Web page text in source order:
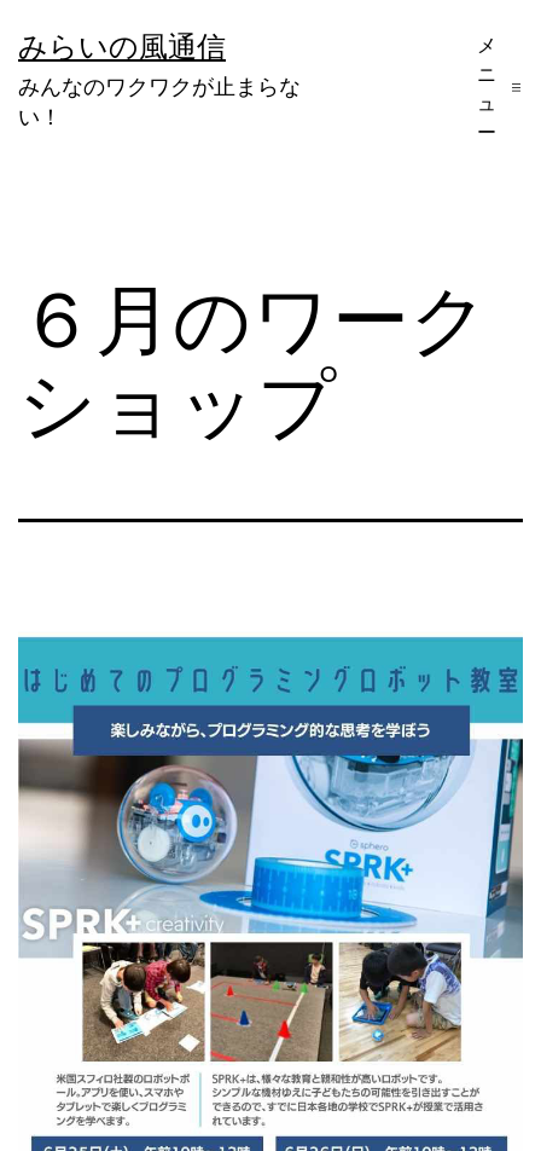
ン
テ
みらいの風通信
みんなのワクワクが止まらな
い！
メ
ニ
ュ
ー
６月のワーク
ショップ